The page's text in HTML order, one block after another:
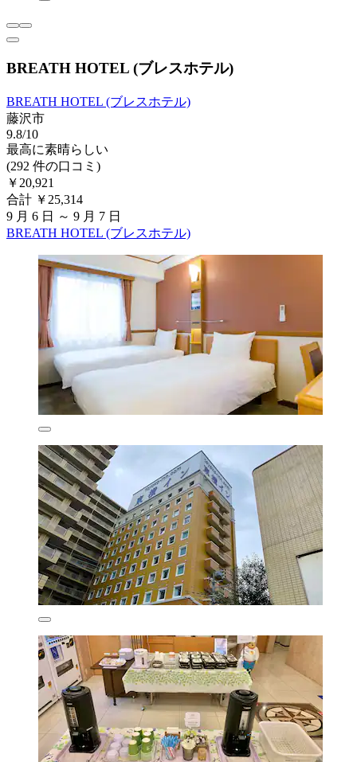
BREATH HOTEL (ブレスホテル)
BREATH HOTEL (ブレスホテル)
藤沢市
9.8/10
最高に素晴らしい
(292 件の口コミ)
￥20,921
合計 ￥25,314
9 月 6 日 ～ 9 月 7 日
BREATH HOTEL (ブレスホテル)